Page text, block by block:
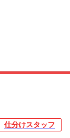
仕分けスタッフ